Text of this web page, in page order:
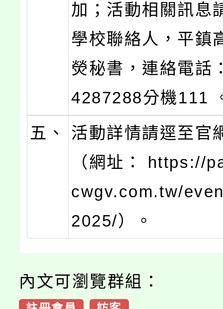
加；活動相關訊息
學校聯絡人，平鎮
熒秘書，連絡電話
4287288分機111
五、
活動詳情請逕至官
（網址： https://
cwgv.com.tw/
2025/）。
內文可瀏覽群組：